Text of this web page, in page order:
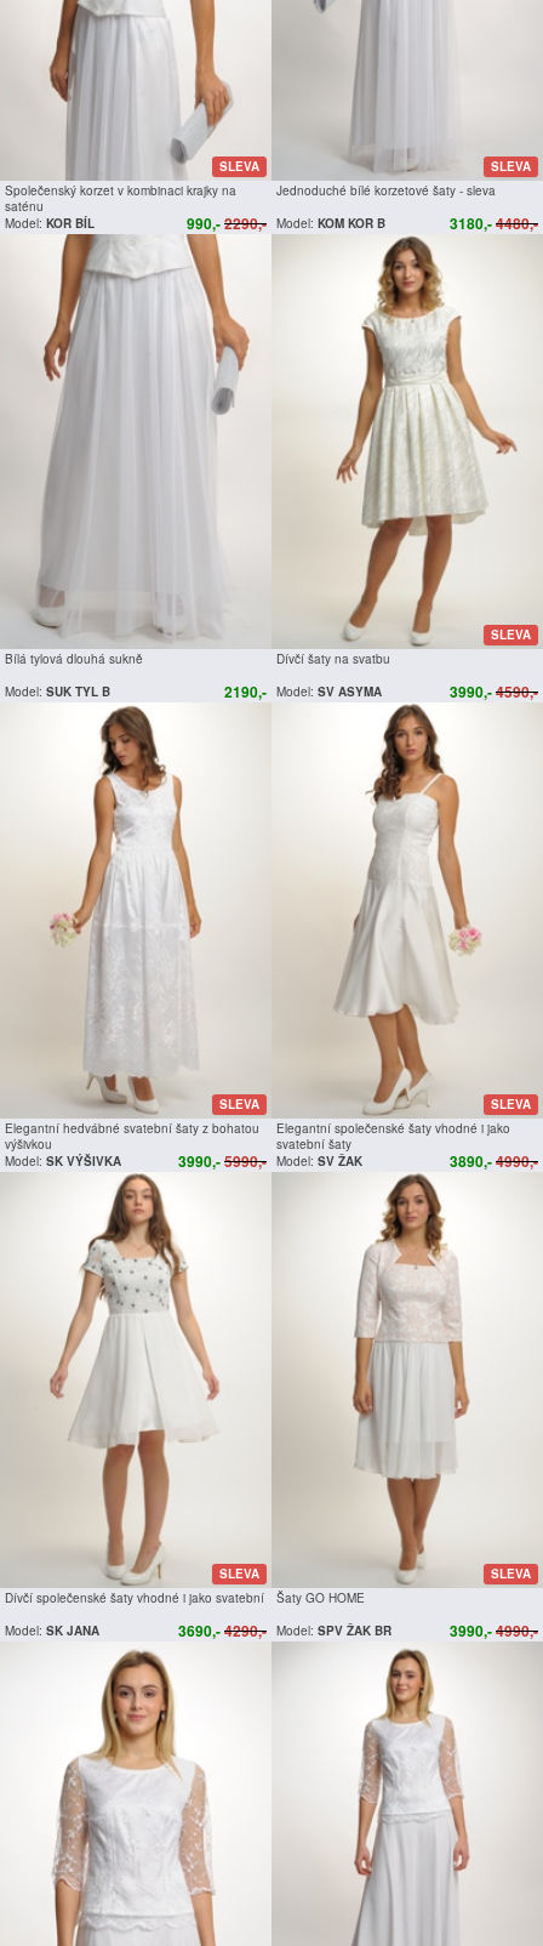
SLEVA
Společenský korzet v kombinaci krajky na
saténu
Model: KOR BÍL 990,-2290,-
SLEVA
Jednoduché bílé korzetové šaty - sleva
Model: KOM KOR B 3180,-4480,-
Bílá tylová dlouhá sukně
Model: SUK TYL B 2190,-
SLEVA
Dívčí šaty na svatbu
Model: SV ASYMA 3990,-4590,-
SLEVA
Elegantní hedvábné svatební šaty z bohatou
výšivkou
Model: SK VÝŠIVKA 3990,-5990,-
SLEVA
Elegantní společenské šaty vhodné i jako
svatební šaty
Model: SV ŽAK 3890,-4990,-
SLEVA
Dívčí společenské šaty vhodné i jako svatební
Model: SK JANA 3690,-4290,-
SLEVA
Šaty GO HOME
Model: SPV ŽAK BR 3990,-4990,-